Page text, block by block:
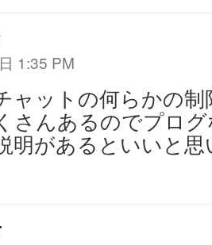
1:35 PM
ャットの何らかの
さんあるのでプロ
明があるといいと思